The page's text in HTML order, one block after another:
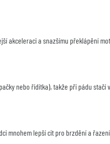
akceleraci a snazšímu překlápění
nebo řídítka), takže při pádu stačí
mnohem lepší cit pro brzdění a